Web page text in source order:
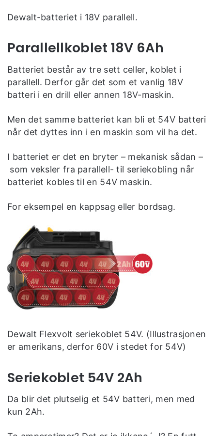
Dewalt-batteriet i 18V parallell.
Parallellkoblet 18V 6Ah
Batteriet består av tre sett celler, koblet i
parallell. Derfor går det som et vanlig 18V
batteri i en drill eller annen 18V-maskin.
Men det samme batteriet kan bli et 54V batteri
når det dyttes inn i en maskin som vil ha det.
I batteriet er det en bryter – mekanisk sådan –
som veksler fra parallell- til seriekobling når
batteriet kobles til en 54V maskin.
For eksempel en kappsag eller bordsag.
Dewalt Flexvolt seriekoblet 54V. (Illustrasjonen
er amerikans, derfor 60V i stedet for 54V)
Seriekoblet 54V 2Ah
Da blir det plutselig et 54V batteri, men med
kun 2Ah.